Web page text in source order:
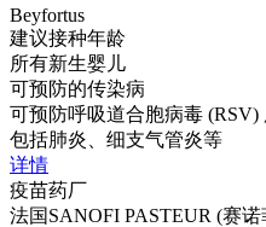
Beyfortus
建议接种年龄
所有新生婴儿
可预防的传染病
可预防呼吸道合胞病毒 (RSV)
包括肺炎、细支气管炎等
详情
疫苗药厂
法国SANOFI PASTEUR (赛